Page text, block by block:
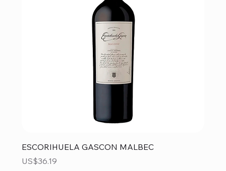
ESCORIHUELA GASCON MALBEC
Precio
US$36.19